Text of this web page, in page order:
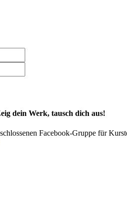
dein Werk, tausch dich aus!
Facebook-Gruppe für